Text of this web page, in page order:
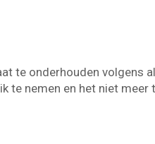
te onderhouden volgens
te nemen en het niet meer